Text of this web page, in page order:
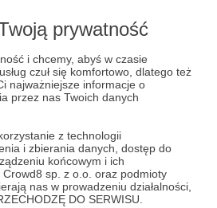
prywatność
i chcemy, abyś w czasie
czuł się komfortowo, dlatego też
najważniejsze informacje o
przez nas Twoich danych
z technologii
i zbierania danych, dostęp do
końcowym i ich
sp. z o.o. oraz podmioty
nas w prowadzeniu działalności,
DO SERWISU.
treść
prywatności
numerze „Polski
mogli przeczytać
„MiroMar”.